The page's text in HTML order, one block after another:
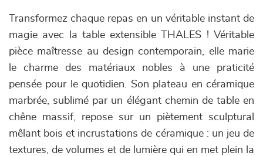
Transformez chaque repas en un véritable instant de
magie avec la table extensible THALES ! Véritable
pièce maîtresse au design contemporain, elle marie
le charme des matériaux nobles à une praticité
pensée pour le quotidien. Son plateau en céramique
marbrée, sublimé par un élégant chemin de table en
chêne massif, repose sur un piètement sculptural
mêlant bois et incrustations de céramique : un jeu de
textures, de volumes et de lumière qui en met plein la